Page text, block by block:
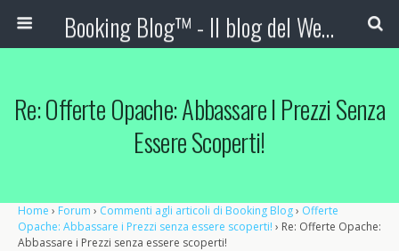
Booking Blog™ - Il blog del Web Marketing Turistico
Re: Offerte Opache: Abbassare I Prezzi Senza
Essere Scoperti!
Home › Forum › Commenti agli articoli di Booking Blog› Offerte
Opache: Abbassare i Prezzi senza essere scoperti! › Re: Offerte Opache:
Abbassare i Prezzi senza essere scoperti!